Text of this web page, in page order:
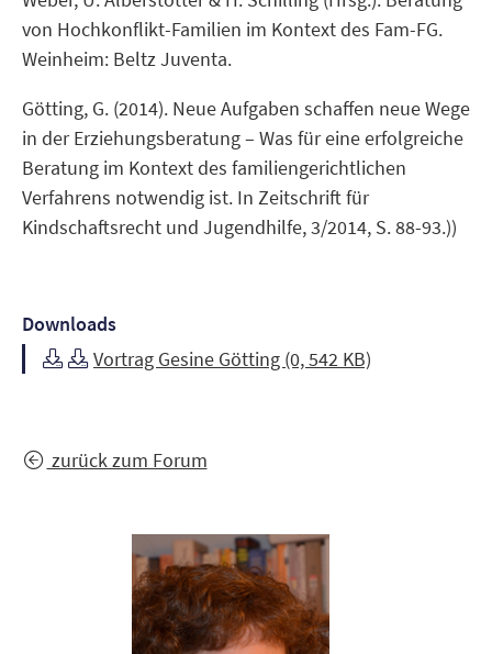
von Hochkonflikt-Familien im Kontext des Fam-FG.
Weinheim: Beltz Juventa.
Götting, G. (2014). Neue Aufgaben schaffen neue Wege
in der Erziehungsberatung – Was für eine erfolgreiche
Beratung im Kontext des familiengerichtlichen
Verfahrens notwendig ist. In Zeitschrift für
Kindschaftsrecht und Jugendhilfe, 3/2014, S. 88-93.))
Downloads
Vortrag Gesine Götting (0, 542 KB)
zurück zum Forum